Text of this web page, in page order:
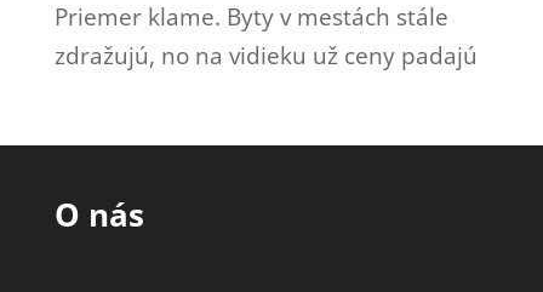
Priemer klame. Byty v mestách stále
zdražujú, no na vidieku už ceny padajú
O nás